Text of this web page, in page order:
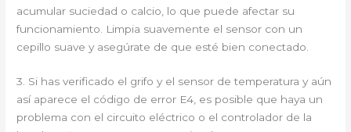
acumular suciedad o calcio, lo que puede afectar su
funcionamiento. Limpia suavemente el sensor con un
cepillo suave y asegúrate de que esté bien conectado.
3. Si has verificado el grifo y el sensor de temperatura y aún
así aparece el código de error E4, es posible que haya un
problema con el circuito eléctrico o el controlador de la